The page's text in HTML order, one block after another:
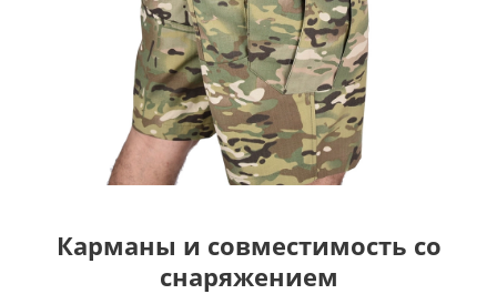
Карманы и совместимость со
снаряжением